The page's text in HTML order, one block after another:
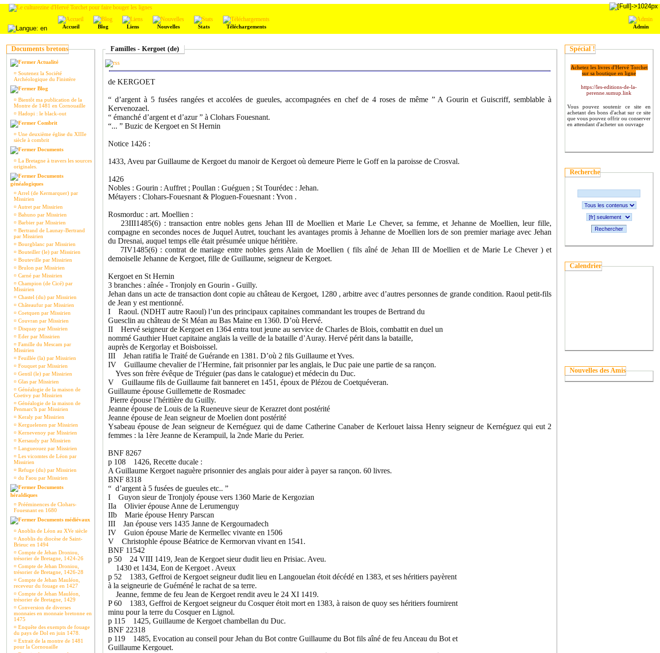
Admin
Accueil Blog Liens Nouvelles Stats Téléchargements
Documents bretons
Actualité
¤ Soutenez la Société
Archéologique du Finistère
Blog
¤ Bientôt ma publication de la
Montre de 1481 en Cornouaille
¤ Hadopi : le black-out
Combrit
¤ Une deuxième église du XIIIe
siècle à combrit
Documents
¤ La Bretagne à travers les sources
originales.
Documents
généalogiques
¤ Arrel (de Kermarquer) par
Missirien
¤ Autret par Missirien
¤ Bahuno par Missirien
¤ Barbier par Missirien
¤ Bertrand de Launay-Bertrand
par Missirien
¤ Bourgblanc par Missirien
¤ Bouteiller (le) par Missirien
¤ Bouteville par Missirien
¤ Brulon par Missirien
¤ Carné par Missirien
¤ Champion (de Cicé) par
Missirien
¤ Chastel (du) par Missirien
¤ Châteaufur par Missirien
¤ Coetquen par Missirien
¤ Couvran par Missirien
¤ Disquay par Missirien
¤ Eder par Missirien
¤ Famille du Mescam par
Missirien
¤ Feuillée (la) par Missirien
¤ Fouquet par Missirien
¤ Gentil (le) par Missirien
¤ Glas par Missirien
¤ Généalogie de la maison de
Coetivy par Missirien
¤ Généalogie de la maison de
Penmarc'h par Missirien
¤ Keraly par Missirien
¤ Kerguelenen par Missirien
¤ Kernevenoy par Missirien
¤ Kersaudy par Missirien
¤ Langueouez par Missirien
¤ Les vicomtes de Léon par
Missirien
¤ Refuge (du) par Missirien
¤ du Faou par Missirien
Documents
héraldiques
¤ Prééminences de Clohars-
Fouesnant en 1680
Documents médiévaux
¤ Anoblis de Léon au XVe siècle
¤ Anoblis du diocèse de Saint-
Brieuc en 1494
¤ Compte de Jehan Droniou,
trésorier de Bretagne, 1424-26
¤ Compte de Jehan Droniou,
trésorier de Bretagne, 1426-28
¤ Compte de Jehan Mauléon,
receveur du fouage en 1427
¤ Compte de Jehan Mauléon,
trésorier de Bretagne, 1429
¤ Conversion de diverses
monnaies en monnaie bretonne en
1475
¤ Enquête des exempts de fouage
du pays de Dol en juin 1478.
¤ Extrait de la montre de 1481
pour la Cornouaille
Familles - Kergoet (de)
de KERGOET
“ d’argent à 5 fusées rangées et accolées de gueules, accompagnées en chef de 4 roses de même ” A Gourin et Guiscriff, semblable à
Kervenozael.
“ émanché d’argent et d’azur ” à Clohars Fouesnant.
“... ” Buzic de Kergoet en St Hernin
Notice 1426 :
1433, Aveu par Guillaume de Kergoet du manoir de Kergoet où demeure Pierre le Goff en la paroisse de Crosval.
1426
Nobles : Gourin : Auffret ; Poullan : Guéguen ; St Tourédec : Jehan.
Métayers : Clohars-Fouesnant & Ploguen-Fouesnant : Yvon .
Rosmorduc : art. Moellien :
23III1485(6) : transaction entre nobles gens Jehan III de Moellien et Marie Le Chever, sa femme, et Jehanne de Moellien, leur fille,
compagne en secondes noces de Juquel Autret, touchant les avantages promis à Jehanne de Moellien lors de son premier mariage avec Jehan
du Dresnai, auquel temps elle était présumée unique héritière.
7IV1485(6) : contrat de mariage entre nobles gens Alain de Moellien ( fils aîné de Jehan III de Moellien et de Marie Le Chever ) et
demoiselle Jehanne de Kergoet, fille de Guillaume, seigneur de Kergoet.
Kergoet en St Hernin
3 branches : aînée - Tronjoly en Gourin - Guilly.
Jehan dans un acte de transaction dont copie au château de Kergoet, 1280 , arbitre avec d’autres personnes de grande condition. Raoul petit-fils
de Jean y est mentionné.
I Raoul. (NDHT autre Raoul) l’un des principaux capitaines commandant les troupes de Bertrand du
Guesclin au château de St Méan au Bas Maine en 1360. D’où Hervé.
II Hervé seigneur de Kergoet en 1364 entra tout jeune au service de Charles de Blois, combattit en duel un
nommé Gauthier Huet capitaine anglais la veille de la bataille d’Auray. Hervé périt dans la bataille,
auprès de Kergorlay et Boisboissel.
III Jehan ratifia le Traité de Guérande en 1381. D’où 2 fils Guillaume et Yves.
IV Guillaume chevalier de l’Hermine, fait prisonnier par les anglais, le Duc paie une partie de sa rançon.
Yves son frère évêque de Tréguier (pas dans le catalogue) et médecin du Duc.
V Guillaume fils de Guillaume fait banneret en 1451, époux de Plézou de Coetquéveran.
Guillaume épouse Guillemette de Rosmadec
Pierre épouse l’héritière du Guilly.
Jeanne épouse de Louis de la Rueneuve sieur de Kerazret dont postérité
Jeanne épouse de Jean seigneur de Moelien dont postérité
Ysabeau épouse de Jean seigneur de Kernéguez qui de dame Catherine Canaber de Kerlouet laissa Henry seigneur de Kernéguez qui eut 2
femmes : la 1ère Jeanne de Kerampuil, la 2nde Marie du Perier.
BNF 8267
p 108 1426, Recette ducale :
A Guillaume Kergoet naguère prisonnier des anglais pour aider à payer sa rançon. 60 livres.
BNF 8318
“ d’argent à 5 fusées de gueules etc.. ”
I Guyon sieur de Tronjoly épouse vers 1360 Marie de Kergozian
IIa Olivier épouse Anne de Lerumenguy
IIb Marie épouse Henry Parscan
III Jan épouse vers 1435 Janne de Kergournadech
IV Guion épouse Marie de Kermellec vivante en 1506
V Christophle épouse Béatrice de Kermorvan vivant en 1541.
BNF 11542
p 50 24 VIII 1419, Jean de Kergoet sieur dudit lieu en Prisiac. Aveu.
1430 et 1434, Eon de Kergoet . Aveux
p 52 1383, Geffroi de Kergoet seigneur dudit lieu en Langouelan étoit décédé en 1383, et ses héritiers payèrent
à la seigneurie de Guéméné le rachat de sa terre.
Jeanne, femme de feu Jean de Kergoet rendit aveu le 24 XI 1419.
P 60 1383, Geffroi de Kergoet seigneur du Cosquer étoit mort en 1383, à raison de quoy ses héritiers fournirent
minu pour la terre du Cosquer en Lignol.
p 115 1425, Guillaume de Kergoet chambellan du Duc.
BNF 22318
p 119 1485, Evocation au conseil pour Jehan du Bot contre Guillaume du Bot fils aîné de feu Anceau du Bot et
Guillaume Kergouet.
Spécial !
Achetez les livres d'Hervé Torchet
sur sa boutique en ligne
https://les-editions-de-la-
perenne.sumup.link
Vous pouvez soutenir ce site en
achetant des bons d'achat sur ce site
que vous pouvez offrir ou conserver
en attendant d'acheter un ouvrage
Recherche
Rechercher
Calendrier
Nouvelles des Amis